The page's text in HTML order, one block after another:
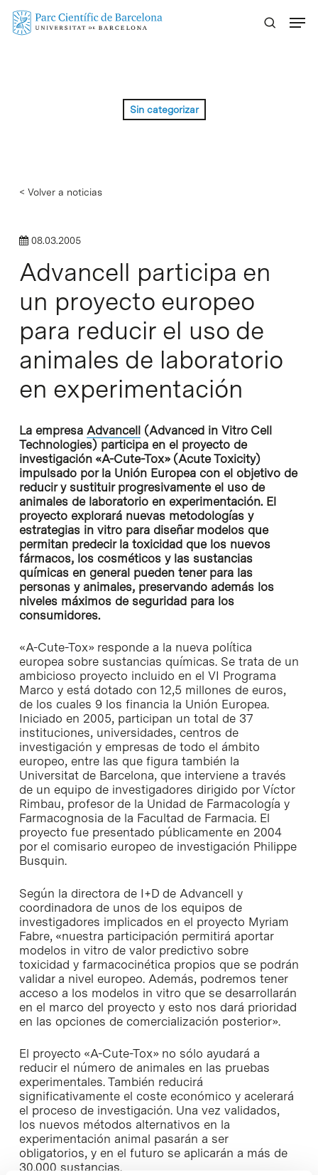
Skip
Sin categorizar
< Volver a noticias
08.03.2005
Advancell participa en
un proyecto europeo
para reducir el uso de
animales de laboratorio
en experimentación
La empresa Advancell(Advanced in Vitro Cell
Technologies) participa en el proyecto de
investigación «A-Cute-Tox» (Acute Toxicity)
impulsado por la Unión Europea con el objetivo de
reducir y sustituir progresivamente el uso de
animales de laboratorio en experimentación. El
proyecto explorará nuevas metodologías y
estrategias in vitro para diseñar modelos que
permitan predecir la toxicidad que los nuevos
fármacos, los cosméticos y las sustancias
químicas en general pueden tener para las
personas y animales, preservando además los
niveles máximos de seguridad para los
consumidores.
«A-Cute-Tox» responde a la nueva política
europea sobre sustancias químicas. Se trata de un
ambicioso proyecto incluido en el VI Programa
Marco y está dotado con 12,5 millones de euros,
de los cuales 9 los financia la Unión Europea.
Iniciado en 2005, participan un total de 37
instituciones, universidades, centros de
investigación y empresas de todo el ámbito
europeo, entre las que figura también la
Universitat de Barcelona, que interviene a través
de un equipo de investigadores dirigido por Víctor
Rimbau, profesor de la Unidad de Farmacología y
Farmacognosia de la Facultad de Farmacia. El
proyecto fue presentado públicamente en 2004
por el comisario europeo de investigación Philippe
Busquin.
Según la directora de I+D de Advancell y
coordinadora de unos de los equipos de
investigadores implicados en el proyecto Myriam
Fabre, «nuestra participación permitirá aportar
modelos in vitro de valor predictivo sobre
toxicidad y farmacocinética propios que se podrán
validar a nivel europeo. Además, podremos tener
acceso a los modelos in vitro que se desarrollarán
en el marco del proyecto y esto nos dará prioridad
en las opciones de comercialización posterior».
El proyecto «A-Cute-Tox» no sólo ayudará a
reducir el número de animales en las pruebas
experimentales. También reducirá
significativamente el coste económico y acelerará
el proceso de investigación. Una vez validados,
los nuevos métodos alternativos en la
experimentación animal pasarán a ser
obligatorios, y en el futuro se aplicarán a más de
30.000 sustancias.